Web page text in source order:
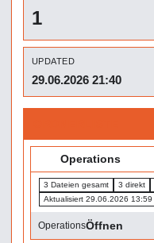
1
UPDATED
29.06.2026 21:40
Operations
3 Dateien gesamt 3 direkt
Aktualisiert 29.06.2026 13:59
OperationsÖffnen